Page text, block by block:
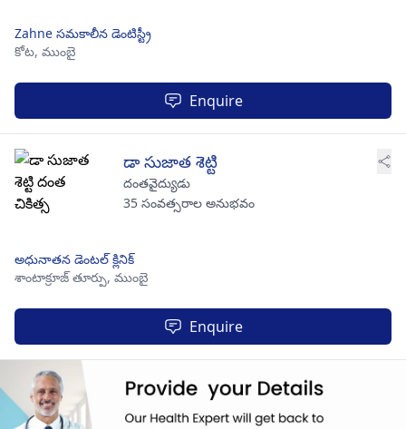
Zahne సమకాలీన డెంటిస్ట్రీ
కోట, ముంబై
Enquire
డా సుజాత శెట్టి
దంతవైద్యుడు
35 సంవత్సరాల అనుభవం
అధునాతన డెంటల్ క్లినిక్
శాంటాక్రూజ్ తూర్పు, ముంబై
Enquire